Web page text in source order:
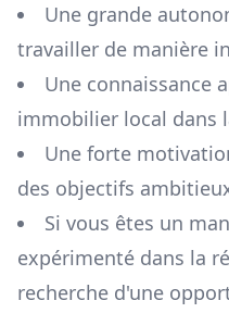
Une grande
travailler de manière
Une connaissance
immobilier local dans
Une forte
des objectifs
Si vous êtes un
expérimenté dans la
recherche d'une